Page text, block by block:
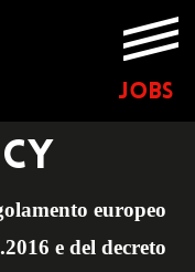
JOBS
europeo
e del decreto